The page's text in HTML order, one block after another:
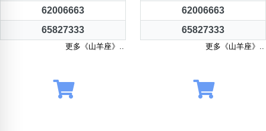
62006663
65827333
更多《山羊座》..
62006663
65827333
更多《山羊座》..